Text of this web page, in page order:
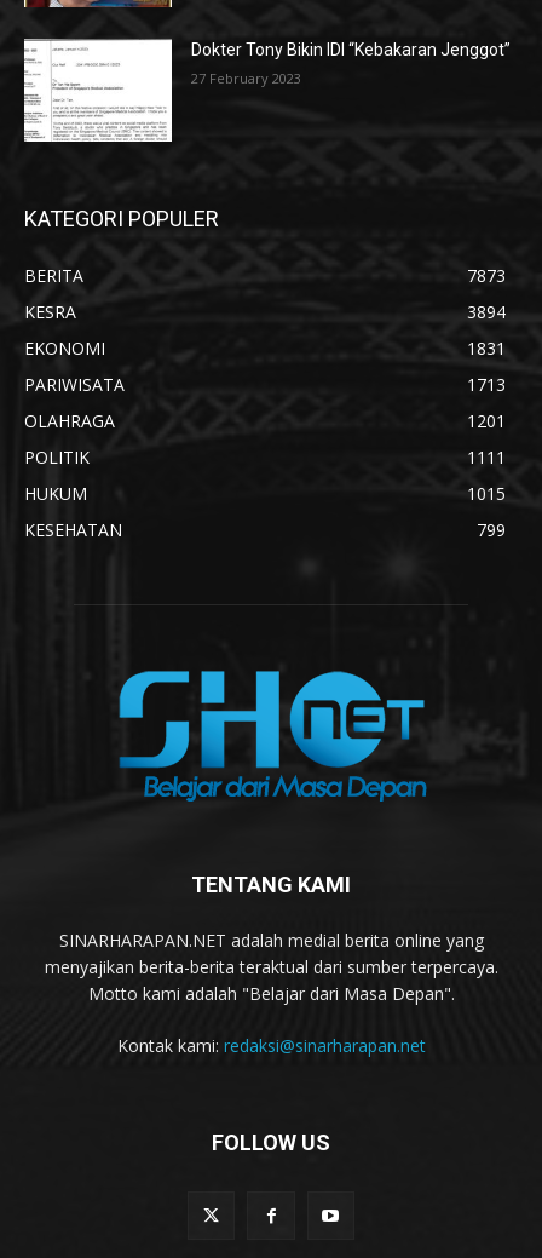
Dokter Tony Bikin IDI “Kebakaran Jenggot”
27 February 2023
KATEGORI POPULER
BERITA
7873
KESRA
3894
EKONOMI
1831
PARIWISATA
1713
OLAHRAGA
1201
POLITIK
1111
HUKUM
1015
KESEHATAN
799
TENTANG KAMI
SINARHARAPAN.NET adalah medial berita online yang
menyajikan berita-berita teraktual dari sumber terpercaya.
Motto kami adalah "Belajar dari Masa Depan".
Kontak kami: redaksi@sinarharapan.net
FOLLOW US